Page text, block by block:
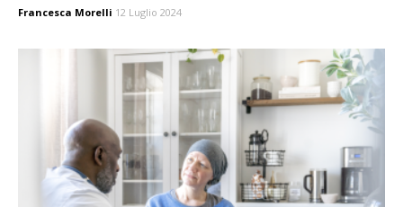
Francesca Morelli 12 Luglio 2024